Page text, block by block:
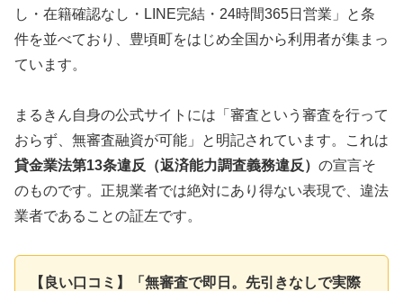
し・在籍確認なし・LINE完結・24時間365日営業」と条
件を並べており、豊頃町をはじめ全国から利用者が集まっ
ています。
まるきん自身の公式サイトには「審査という審査を行って
おらず、無審査融資が可能」と明記されています。これは
貸金業法第13条違反（返済能力調査義務違反） の宣言そ
のものです。正規業者では絶対にあり得ない表現で、違法
業者であることの証左です。
【良い口コミ】「無審査で即日。先引きなしで実際